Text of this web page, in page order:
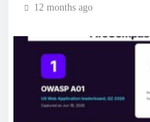
12 months ago